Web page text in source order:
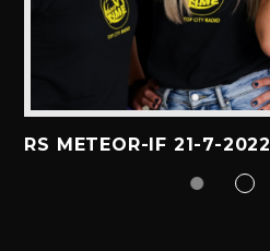
RS METEOR-IF 21-7-2022